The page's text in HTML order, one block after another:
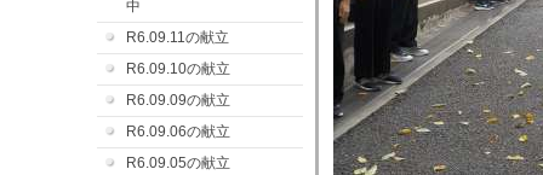
中
R6.09.11の献立
R6.09.10の献立
R6.09.09の献立
R6.09.06の献立
R6.09.05の献立